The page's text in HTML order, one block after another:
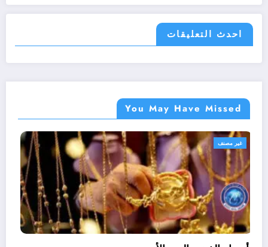
احدث التعليقات
You May Have Missed
غير مصنف